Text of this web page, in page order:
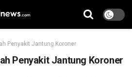
Penyakit Jantung Koroner
Penyakit Jantung Koroner